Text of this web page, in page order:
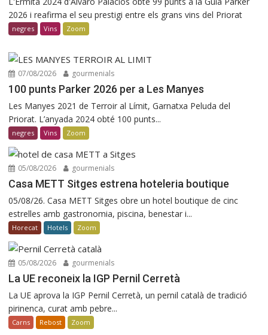
2026 i reafirma el seu prestigi entre els grans vins del Priorat
negres Vins Zoom
07/08/2026 gourmenials
100 punts Parker 2026 per a Les Manyes
Les Manyes 2021 de Terroir al Límit, Garnatxa Peluda del
Priorat. L’anyada 2024 obté 100 punts...
negres Vins Zoom
05/08/2026 gourmenials
Casa METT Sitges estrena hoteleria boutique
05/08/26. Casa METT Sitges obre un hotel boutique de cinc
estrelles amb gastronomia, piscina, benestar i...
Horecat Hotels Zoom
05/08/2026 gourmenials
La UE reconeix la IGP Pernil Cerretà
La UE aprova la IGP Pernil Cerretà, un pernil català de tradició
pirinenca, curat amb pebre...
Carns Rebost Zoom